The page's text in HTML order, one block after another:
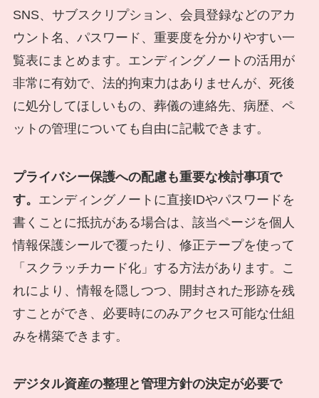
SNS、サブスクリプション、会員登録などのアカ
ウント名、パスワード、重要度を分かりやすい一
覧表にまとめます。エンディングノートの活用が
非常に有効で、法的拘束力はありませんが、死後
に処分してほしいもの、葬儀の連絡先、病歴、ペ
ットの管理についても自由に記載できます。
プライバシー保護への配慮も重要な検討事項で
す。 エンディングノートに直接IDやパスワードを
書くことに抵抗がある場合は、該当ページを個人
情報保護シールで覆ったり、修正テープを使って
「スクラッチカード化」する方法があります。こ
れにより、情報を隠しつつ、開封された形跡を残
すことができ、必要時にのみアクセス可能な仕組
みを構築できます。
デジタル資産の整理と管理方針の決定が必要で